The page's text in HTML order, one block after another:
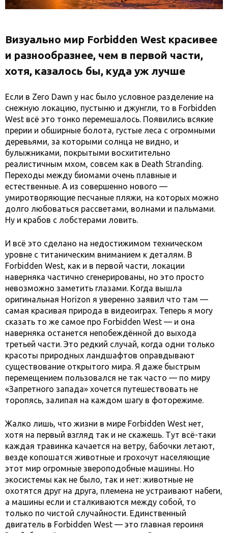
Визуально мир Forbidden West красивее
и разнообразнее, чем в первой части,
хотя, казалось бы, куда уж лучше
Если в Zero Dawn у нас было условное разделение на
снежную локацию, пустыню и джунгли, то в Forbidden
West всё это тонко перемешалось. Появились всякие
прерии и обширные болота, густые леса с огромными
деревьями, за которыми солнца не видно, и
булыжниками, покрытыми восхитительно
реалистичным мхом, совсем как в Death Stranding.
Переходы между биомами очень плавные и
естественные. А из совершенно нового —
умиротворяющие песчаные пляжи, на которых можно
долго любоваться рассветами, волнами и пальмами.
Ну и крабов с лобстерами ловить.
И всё это сделано на недостижимом техническом
уровне с титаническим вниманием к деталям. В
Forbidden West, как и в первой части, локации
наверняка частично сгенерированы, но это просто
невозможно заметить глазами. Когда вышла
оригинальная Horizon я уверенно заявил что там —
самая красивая природа в видеоиграх. Теперь я могу
сказать то же самое про Forbidden West — и она
наверняка останется непобеждённой до выхода
третьей части. Это редкий случай, когда одни только
красоты природных ландшафтов оправдывают
существование открытого мира. Я даже быстрым
перемещением пользовался не так часто — по миру
«Запретного запада» хочется путешествовать не
торопясь, залипая на каждом шагу в фоторежиме.
Жалко лишь, что жизни в мире Forbidden West нет,
хотя на первый взгляд так и не скажешь. Тут всё-таки
каждая травинка качается на ветру, бабочки летают,
везде копошатся животные и грохочут населяющие
этот мир огромные звероподобные машины. Но
экосистемы как не было, так и нет: животные не
охотятся друг на друга, племена не устраивают набеги,
а машины если и сталкиваются между собой, то
только по чистой случайности. Единственный
двигатель в Forbidden West — это главная героиня